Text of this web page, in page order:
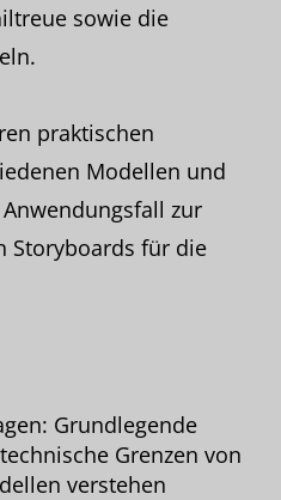
sowie die
praktischen
Modellen und
zur
Storyboards für die
Grundlegende
Grenzen von
verstehen